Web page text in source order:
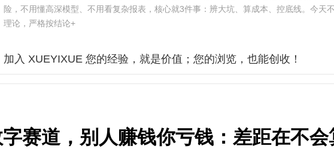
险，不用懂高深模型、不用看复杂报表，核心就3件事：辨大坑、算成本、控底线。今天
理论，严格按结论+
加入 XUEYIXUE 您的经验，就是价值；您的浏览，也能创收！
赛道，别人赚钱你亏钱：差距在不会